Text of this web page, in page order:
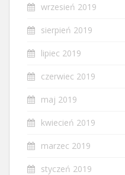
wrzesień 2019
sierpień 2019
lipiec 2019
czerwiec 2019
maj 2019
kwiecień 2019
marzec 2019
styczeń 2019